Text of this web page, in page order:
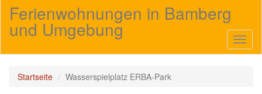
Ferienwohnungen in Bamberg
und Umgebung
Startseite Wasserspielplatz ERBA-Park